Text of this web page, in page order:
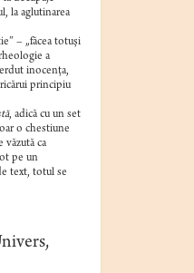
la aglutinarea
– „făcea totuşi
a
inocenţa,
principiu
, adică cu un set
o chestiune
ca
pe un
text, totul se